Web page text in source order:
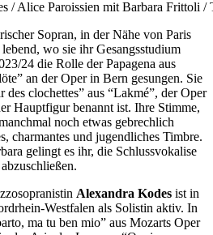
/ Alice Paroissien mit Barbara Frittoli
Sopran, in der Nähe von Paris
lebend, wo sie ihr Gesangsstudium
24 die Rolle der Papagena aus
öte” an der Operin Bern gesungen. Sie
des clochettes” aus “Lakmé”, der Oper
Hauptfigur benannt ist. Ihre Stimme,
noch etwas gebrechlich
charmantes und jugendliches Timbre.
gelingt es ihr, die Schlussvokalise
en.
Alexandra Kodes ist in
Westfalen als Solistin aktiv. In
ma tu ben mio” aus Mozarts Oper